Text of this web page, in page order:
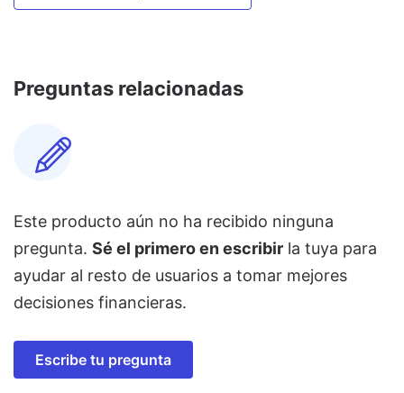
Preguntas relacionadas
Este producto aún no ha recibido ninguna
pregunta. Sé el primero en escribir la tuya para
ayudar al resto de usuarios a tomar mejores
decisiones financieras.
Escribe tu pregunta